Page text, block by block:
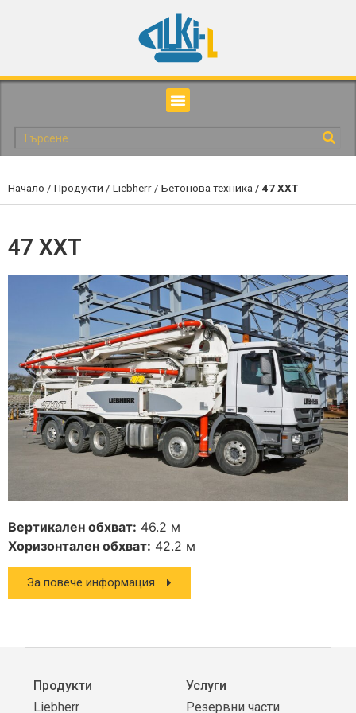
Начало / Продукти / Liebherr / Бетонова техника / 47 XXT
47 XXT
Вертикален обхват: 46.2 м
Хоризонтален обхват: 42.2 м
За повече информация
Продукти
Liebherr
Услуги
Резервни части